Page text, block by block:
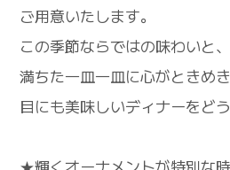
ご用意いたします。
この季節ならではの味わいと
満ちた一皿一皿に心がときめき
目にも美味しいディナーをどう